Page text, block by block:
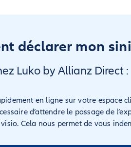
déclarer mon
Luko by Allianz Direct :
en ligne sur votre espace
d’attendre le passage de
Cela nous permet de vous